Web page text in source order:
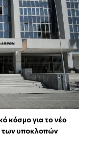
κόσμο για το νέο
των υποκλοπών